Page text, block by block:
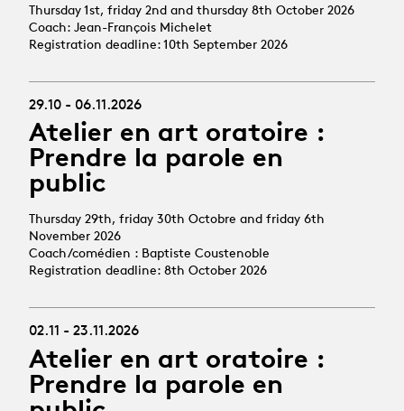
Thursday 1st, friday 2nd and thursday 8th October 2026
Coach: Jean-François Michelet
Registration deadline: 10th September 2026
29.10 - 06.11.2026
Atelier en art oratoire :
Prendre la parole en
public
Thursday 29th, friday 30th Octobre and friday 6th
November 2026
Coach/comédien : Baptiste Coustenoble
Registration deadline: 8th October 2026
02.11 - 23.11.2026
Atelier en art oratoire :
Prendre la parole en